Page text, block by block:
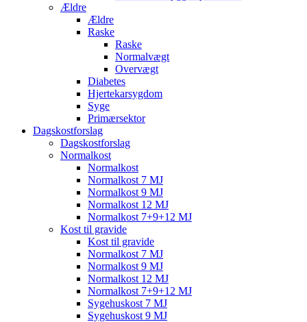
Ældre
Ældre
Raske
Raske
Normalvægt
Overvægt
Diabetes
Hjertekarsygdom
Syge
Primærsektor
Dagskostforslag
Dagskostforslag
Normalkost
Normalkost
Normalkost 7 MJ
Normalkost 9 MJ
Normalkost 12 MJ
Normalkost 7+9+12 MJ
Kost til gravide
Kost til gravide
Normalkost 7 MJ
Normalkost 9 MJ
Normalkost 12 MJ
Normalkost 7+9+12 MJ
Sygehuskost 7 MJ
Sygehuskost 9 MJ